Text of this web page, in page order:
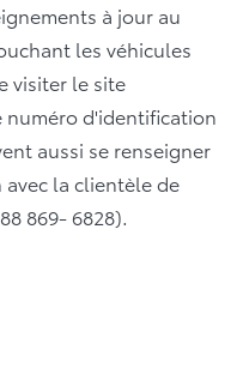
à jour au
les véhicules
visiter le site
numéro d'identification
aussi se renseigner
la clientèle de
869- 6828).